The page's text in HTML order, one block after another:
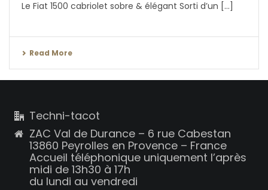
Le Fiat 1500 cabriolet sobre & élégant Sorti d’un [...]
Read More
Techni-tacot
ZAC Val de Durance – 6 rue Cabestan
13860 Peyrolles en Provence – France
Accueil téléphonique uniquement l’après
midi de 13h30 à 17h
du lundi au vendredi